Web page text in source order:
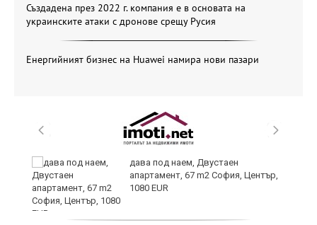
Създадена през 2022 г. компания е в основата на
украинските атаки с дронове срещу Русия
Енергийният бизнес на Huawei намира нови пазари
дава под наем, Двустаен
апартамент, 67 m2 София, Център,
1080 EUR